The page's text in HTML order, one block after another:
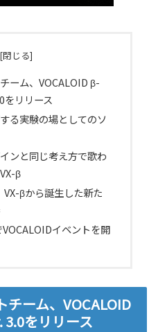
ーム、VOCALOID β-
をリリース
る実験の場としてのソ
ンと同じ考え方で歌わ
β
βから誕生した新た
イベントを開
ーム、VOCALOID
3.0をリリース